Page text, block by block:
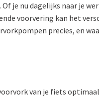
je nu dagelijks naar je
voorvering kan het
precies, en
van je fiets